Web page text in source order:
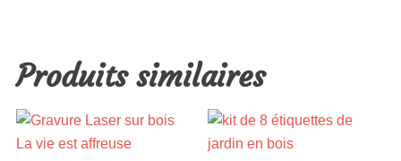
Produits similaires